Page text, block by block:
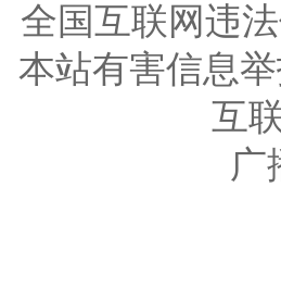
全国互联网违
本站有害信息举
互
广